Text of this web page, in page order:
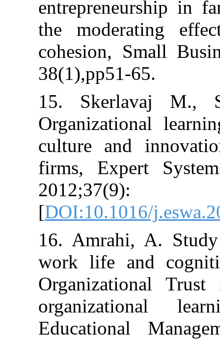
the
cohesion,
38(1),pp51-65.
15.
culture and
firms, Expert
[DOI:10.1016/
16. Amrahi,
work life and
Educational